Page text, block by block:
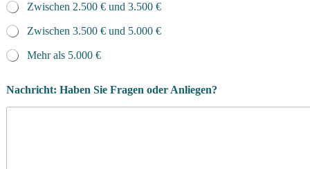
Zwischen 2.500 € und 3.500 €
Zwischen 3.500 € und 5.000 €
Mehr als 5.000 €
Nachricht: Haben Sie Fragen oder Anliegen?